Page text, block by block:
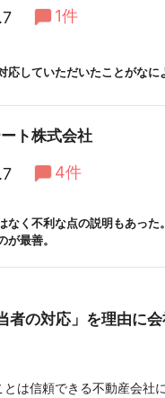
1件
応していただいたことがなに
ト株式会社
4件
なく不利な点の説明もあった
が最善。
者の対応」を理由に
は信頼できる不動産会社